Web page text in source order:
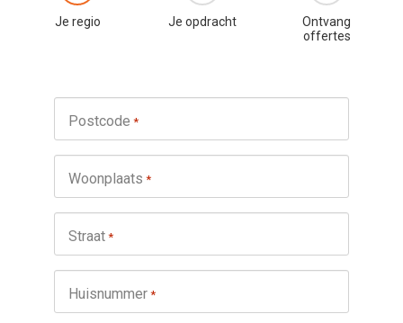
Je regio Je opdracht
Ontvang
offertes
Postcode *
Woonplaats *
Straat *
Huisnummer *